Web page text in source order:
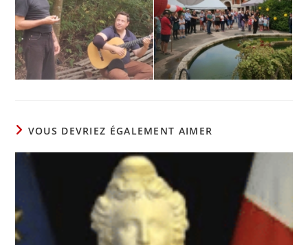
VOUS DEVRIEZ ÉGALEMENT AIMER